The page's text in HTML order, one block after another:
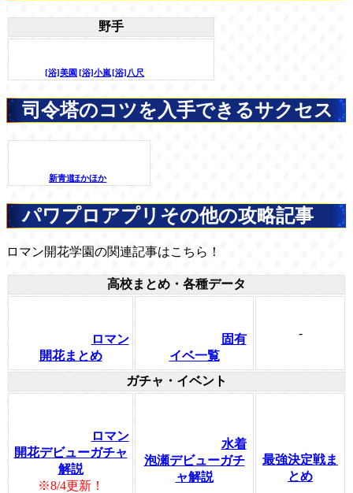
野手
[浴]美園 [浴]小嵐[浴]八尺
司令塔のコツを入手できるサクセス
新青道ほかほか
パワプロアプリその他の攻略記事
ロマン開花学園の関連記事はこちら！
高校まとめ・各種データ
ロマン
開花まとめ
固有
イベ一覧
-
ガチャ・イベント
ロマン
開花デビューガチャ
解説
※8/4更新！
水着
泡瀬デビューガチ
ャ解説
最強決定戦ま
とめ